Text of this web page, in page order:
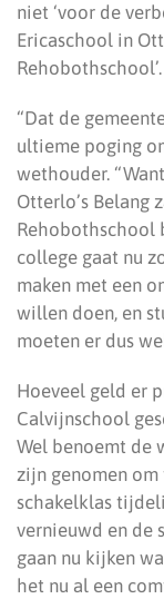
niet ‘voor de
Ericaschool in
Rehobothschool’.
“Dat de
ultieme poging
wethouder.
Otterlo’s Belang
Rehobothschool
college gaat nu
maken met een
willen doen, en
moeten er dus
Hoeveel geld er
Calvijnschool
Wel benoemt de
zijn genomen
schakelklas
vernieuwd en de
gaan nu kijken
het nu al een